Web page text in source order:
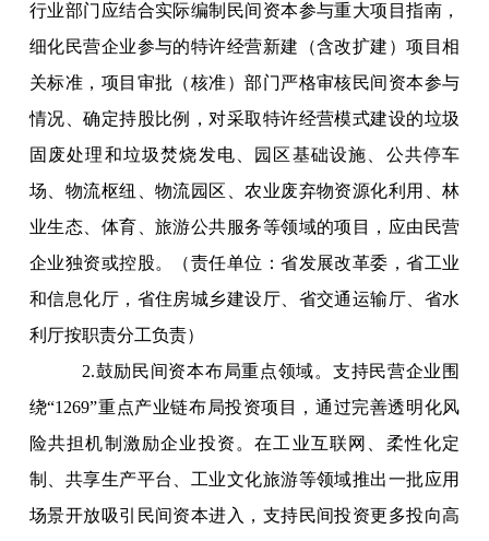
行业部门应结合实际编制民间资本参与重大项目指南，
细化民营企业参与的特许经营新建（含改扩建）项目相
关标准，项目审批（核准）部门严格审核民间资本参与
情况、确定持股比例，对采取特许经营模式建设的垃圾
固废处理和垃圾焚烧发电、园区基础设施、公共停车
场、物流枢纽、物流园区、农业废弃物资源化利用、林
业生态、体育、旅游公共服务等领域的项目，应由民营
企业独资或控股。（责任单位：省发展改革委，省工业
和信息化厅，省住房城乡建设厅、省交通运输厅、省水
利厅按职责分工负责）
2.鼓励民间资本布局重点领域。支持民营企业围
绕“1269”重点产业链布局投资项目，通过完善透明化风
险共担机制激励企业投资。在工业互联网、柔性化定
制、共享生产平台、工业文化旅游等领域推出一批应用
场景开放吸引民间资本进入，支持民间投资更多投向高